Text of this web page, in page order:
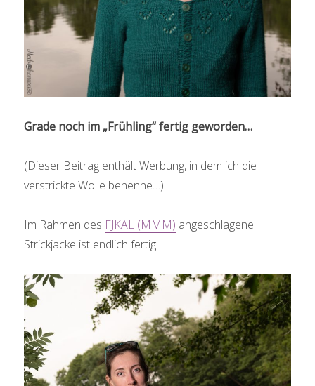
Grade noch im „Frühling“ fertig geworden…
(Dieser Beitrag enthält Werbung, in dem ich die
verstrickte Wolle benenne…)
Im Rahmen des FJKAL (MMM) angeschlagene
Strickjacke ist endlich fertig.